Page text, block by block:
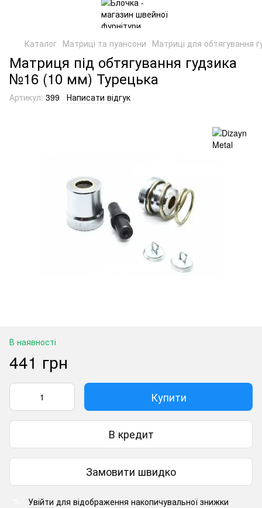
Каталог Матриці та пуансони Матриці для обтягування
Матриця під обтягування гудзика
№16 (10 мм) Турецька
Артикул: 399 Написати відгук
В наявності
441 грн
Купити
В кредит
Замовити швидко
Увійти для відображення накопичувальної знижки